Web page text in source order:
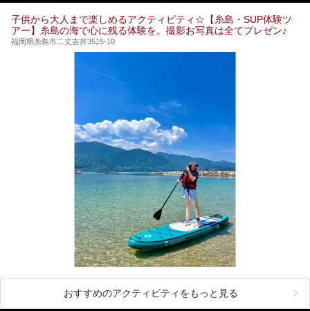
子供から大人まで楽しめるアクティビティ☆【糸島・SUP体験ツ
アー】糸島の海で心に残る体験を。撮影お写真は全てプレゼン♪
福岡県糸島市二丈吉井3515-10
おすすめのアクティビティをもっと見る